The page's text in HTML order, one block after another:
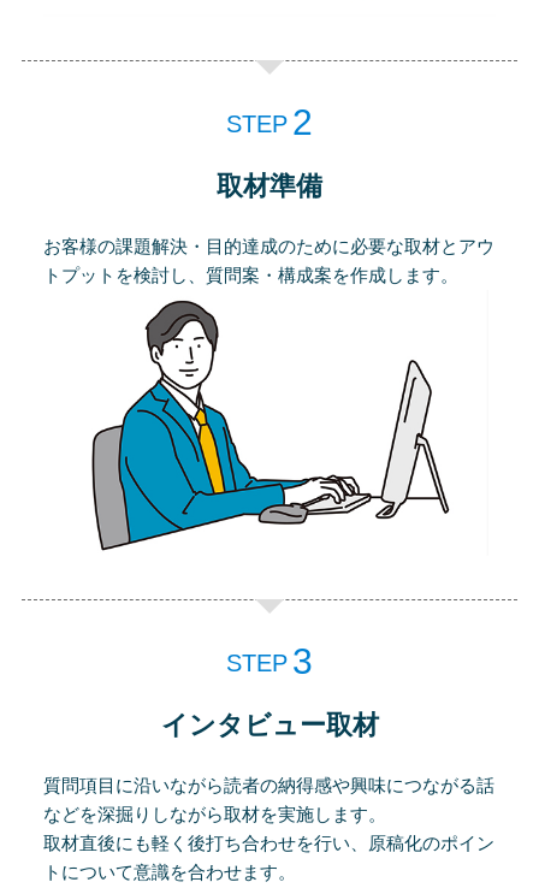
STEP
取材準備
お客様の課題解決・目的達成のために必要な取材とアウ
トプットを検討し、質問案・構成案を作成します。
STEP
インタビュー取材
質問項目に沿いながら読者の納得感や興味につながる話
などを深掘りしながら取材を実施します。
取材直後にも軽く後打ち合わせを行い、原稿化のポイン
トについて意識を合わせます。